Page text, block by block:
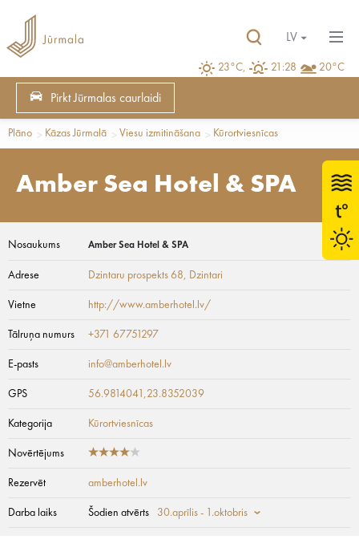
23°C, 21:28 20°C
LV
Pirkt Jūrmalas caurlaidi
Plāno Kāzas Jūrmalā Viesu izmitināšana Kūrortviesnīcas
Amber Sea Hotel & SPA
Nosaukums Amber Sea Hotel & SPA
Adrese Dzintaru prospekts 68, Dzintari
Vietne http://www.amberhotel.lv/
Tālruņa numurs +371 67751297
E-pasts info@amberhotel.lv
GPS 56.9814041,23.8352039
Kategorija Kūrortviesnīcas
Novērtējums
Rezervēt amberhotel.lv
Darba laiks Šodien atvērts 30.aprīlis - 1.oktobris